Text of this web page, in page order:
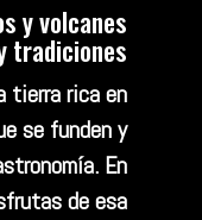
y volcanes
tradiciones
tierra rica en
se funden y
En
de esa